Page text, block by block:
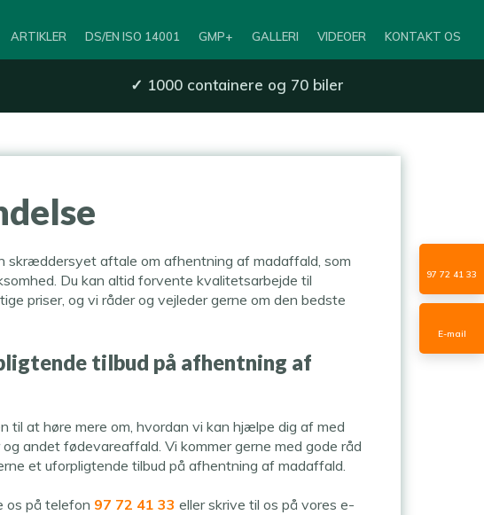
97 72 41 33
E-mail
ARTIKLER DS/EN ISO 14001 GMP+ GALLERI VIDEOER KONTAKT OS
✓ 1000 containere og 70 biler
skræddersyet aftale om afhentning af madaffald, som
Du kan altid forvente kvalitetsarbejde til
priser, og vi råder og vejleder gerne om den bedste
tilbud på afhentning af
til at høre mere om, hvordan vi kan hjælpe dig af med
andet fødevareaffald. Vi kommer gerne med gode råd
et uforpligtende tilbud på afhentning af madaffald.
os på telefon 97 72 41 33 eller skrive til os på vores e-